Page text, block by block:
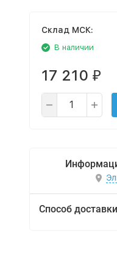
Cклад МСК:
В наличии
17 210 ₽
Способ доставки